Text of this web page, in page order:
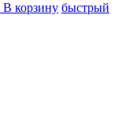
В корзину быстрый